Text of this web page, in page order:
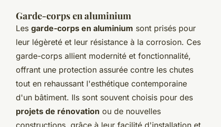
Garde-corps en aluminium
Les garde-corps en aluminium sont prisés pour
leur légèreté et leur résistance à la corrosion. Ces
garde-corps allient modernité et fonctionnalité,
offrant une protection assurée contre les chutes
tout en rehaussant l'esthétique contemporaine
d'un bâtiment. Ils sont souvent choisis pour des
projets de rénovation ou de nouvelles
constructions, grâce à leur facilité d'installation et